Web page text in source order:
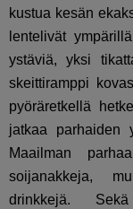
kustua kesän
lentelivät
ystäviä, yksi
skeittiramppi
pyöräretkellä
jatkaa parhaiden
Maailman
soijanakkeja,
drinkkejä.